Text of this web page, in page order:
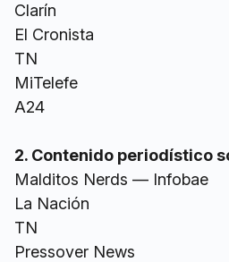
Clarín
El Cronista
TN
MiTelefe
A24
2. Contenido periodístico
Malditos Nerds — Infobae
La Nación
TN
Pressover News